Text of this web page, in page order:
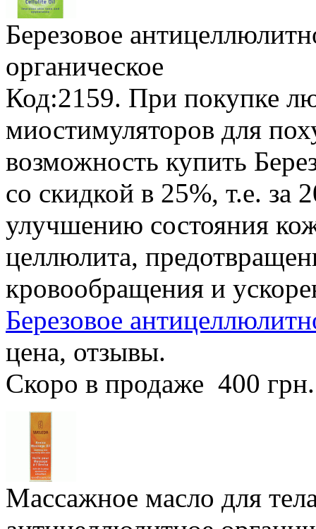
Березовое
органическое
Код:2159. При покупке
миостимуляторов для
возможность купить
со скидкой в 25%, т.е. за
улучшению состояния
целлюлита,
кровообращения и
Березовое
цена, отзывы.
Скоро в продаже 400
Массажное масло для